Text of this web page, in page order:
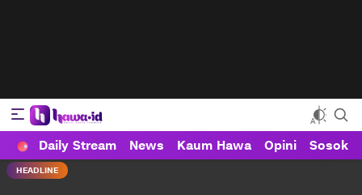
HAWA
Haluan Wanita Indonesia
Daily Stream News Kaum Hawa Opini Sosok
HEADLINE